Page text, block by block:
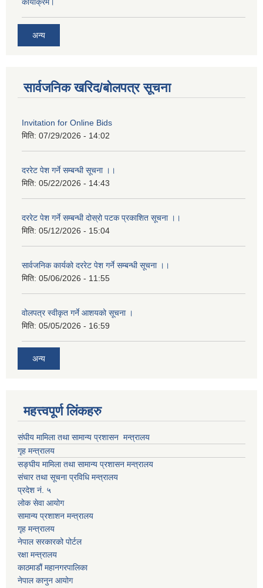
अन्य
सार्वजनिक खरिद/बोलपत्र सूचना
Invitation for Online Bids
मिति: 07/29/2026 - 14:02
दररेट पेश गर्ने सम्बन्धी सूचना ।।
मिति: 05/22/2026 - 14:43
दररेट पेश गर्ने सम्बन्धी दोस्रो पटक प्रकाशित सूचना ।।
मिति: 05/12/2026 - 15:04
सार्वजनिक कार्यको दररेट पेश गर्ने सम्बन्धी सूचना ।।
मिति: 05/06/2026 - 11:55
वोलपत्र स्वीकृत गर्ने आशयको सूचना ।
मिति: 05/05/2026 - 16:59
अन्य
महत्त्वपूर्ण लिंकहरु
संघीय मामिला तथा सामान्य प्रशासन मन्त्रालय
गृह मन्त्रालय
सङ्घीय मामिला तथा सामान्य प्रशासन मन्त्रालय
संचार तथा सूचना प्रविधि मन्त्रालय
प्रदेश नं. ५
लोक सेवा आयोग
सामान्य प्रशाशन मन्त्रालय
गृह मन्त्रालय
नेपाल सरकारको पोर्टल
रक्षा मन्त्रालय
काठमाडौं महानगरपालिका
नेपाल कानुन आयोग